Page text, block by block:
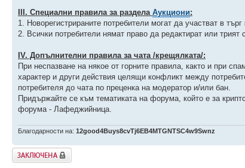
ІIІ. Специални правила за раздела Аукциони:
1. Новорегистрираните потребители могат да участват в търг
2. Всички потребители нямат право да редактират или трият
ІV. Допълнителни правила за чата /крещялката/:
При неспазване на някое от горните правила, както и при
характер и други действия целящи конфликт между
потребителя до чата по преценка на модератор и/или бан.
Придържайте се към тематиката на форума, който е за
форума - Лафеджийница.
Благодарности на: 12good4Buys8cvTj6EB4MTGNTSC4w9Swnz
Заключена